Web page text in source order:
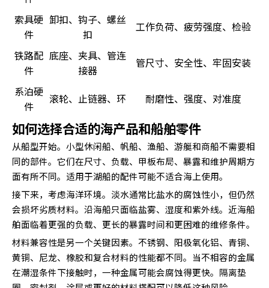
索具硬
件
卸扣、钩子、螺丝
扣
工作负荷、疲劳强度、检验
铁路配
件
底座、夹具、管连
接器
管尺寸、安全性、牢固安装
系泊硬
件
滚轮、止链器、环 耐磨性、强度、对准度
如何选择合适的海产品和船舶零件
从船型开始。小型休闲船、帆船、渔船、游艇和商船不需要相
同的部件。它们在尺寸、负载、甲板布局、暴露和维护周期方
面有所不同。适用于湖船的配件可能不适合海上使用。
接下来，考虑海洋环境。淡水通常比盐水的腐蚀性小，但仍然
会损坏劣质材料。沿海船只面临盐雾、湿度和紫外线。近海船
舶面临着更强的负载、更长的暴露时间和更困难的维修条件。
材料兼容性是另一个关键因素。不锈钢、阳极氧化铝、青铜、
黄铜、尼龙、橡胶和复合材料的性能都不同。当不相容的金属
在潮湿条件下接触时，一种金属可能会腐蚀得更快。隔离垫